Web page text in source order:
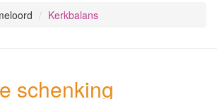
Kerkbalans
schenking